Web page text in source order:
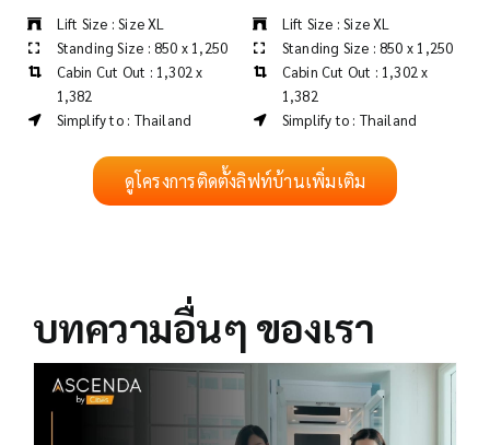
Lift Size : Size XL
Standing Size : 850 x 1,250
Cabin Cut Out : 1,302 x
1,382
Simplify to : Thailand
Lift Size : Size XL
Standing Size : 850 x 1,250
Cabin Cut Out : 1,302 x
1,382
Simplify to : Thailand
ดูโครงการติดตั้งลิฟท์บ้านเพิ่มเติม
บทความอื่นๆ ของเรา